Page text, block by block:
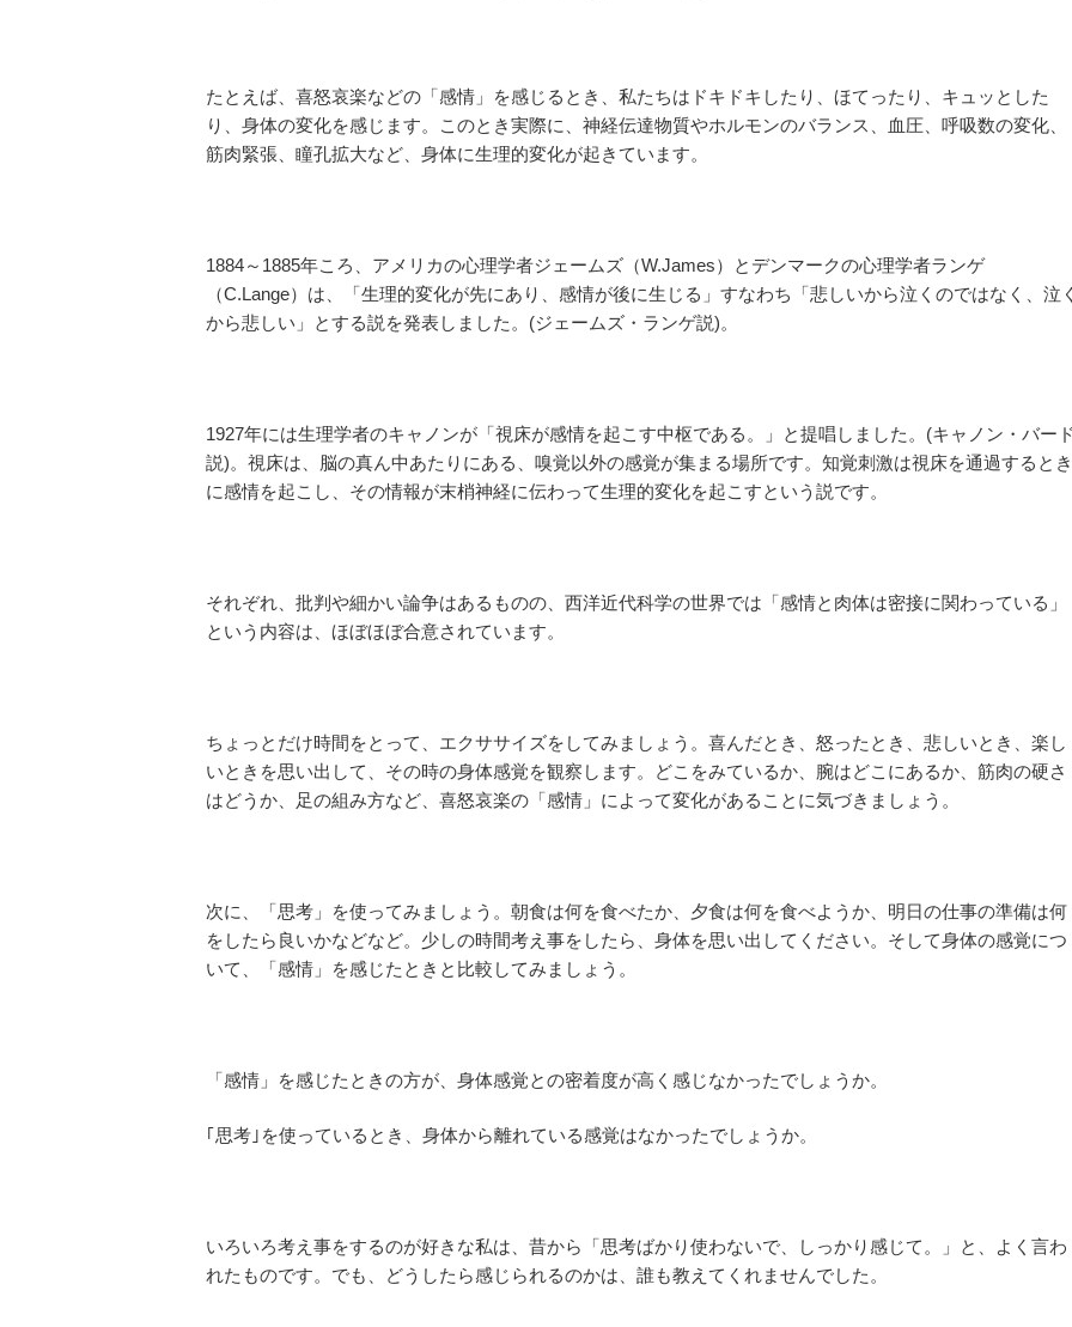
たとえば、喜怒哀楽などの「感情」を感じるとき、私たちはドキドキしたり、ほてったり、キュッとした
り、身体の変化を感じます。このとき実際に、神経伝達物質やホルモンのバランス、血圧、呼吸数の変化、
筋肉緊張、瞳孔拡大など、身体に生理的変化が起きています。
1884～1885年ころ、アメリカの心理学者ジェームズ（W.James）とデンマークの心理学者ランゲ
（C.Lange）は、「生理的変化が先にあり、感情が後に生じる」すなわち「悲しいから泣くのではなく、泣
から悲しい」とする説を発表しました。(ジェームズ・ランゲ説)。
1927年には生理学者のキャノンが「視床が感情を起こす中枢である。」と提唱しました。(キャノン・バー
説)。視床は、脳の真ん中あたりにある、 嗅覚以外の感覚が集まる場所です。知覚刺激は視床を通過するとき
に感情を起こし、その情報が末梢神経に伝わって生理的変化を起こすという説です。
それぞれ、批判や細かい論争はあるものの、西洋近代科学の世界では「感情と肉体は密接に関わっている」
という内容は、ほぼほぼ合意されています。
ちょっとだけ時間をとって、エクササイズをしてみましょう。喜んだとき、怒ったとき、悲しいとき、楽し
いときを思い出して、その時の身体感覚を観察します。
どこをみているか、 腕はどこにあるか、筋肉の硬さ
はどうか、足の組み方など、喜怒哀楽の「感情」によって変化があることに気づきましょう。
次に、「思考」を使ってみましょう。朝食は何を食べたか、夕食は何を食べようか、明日の仕事の準備は何
をしたら良いかなどなど。少しの時間考え事をしたら、身体を思い出してください。そして身体の感覚につ
いて、「感情」を感じたときと比較してみましょう。
「感情」を感じたときの方が、身体感覚との密着度が高く感じなかったでしょうか。
｢思考｣を使っているとき、身体から離れている感覚はなかったでしょうか。
いろいろ考え事をするのが好きな私は、昔から「思考ばかり使わないで、しっかり感じて。」と、よく言わ
れたものです。でも、どうしたら感じられるのかは、誰も教えてくれませんでした。